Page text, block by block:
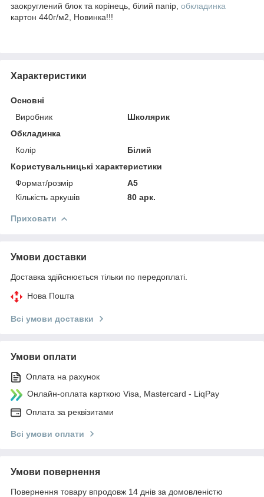
заокруглений блок та корінець, білий папір, обкладинка
картон 440г/м2, Новинка!!!
Характеристики
Основні
Виробник
Школярик
Обкладинка
Колір
Білий
Користувальницькі характеристики
Формат/розмір
A5
Кількість аркушів
80 арк.
Приховати
Умови доставки
Доставка здійснюється тільки по передоплаті.
Нова Пошта
Всі умови доставки
Умови оплати
Оплата на рахунок
Онлайн-оплата карткою Visa, Mastercard - LiqPay
Оплата за реквізитами
Всі умови оплати
Умови повернення
Повернення товару впродовж 14 днів за домовленістю